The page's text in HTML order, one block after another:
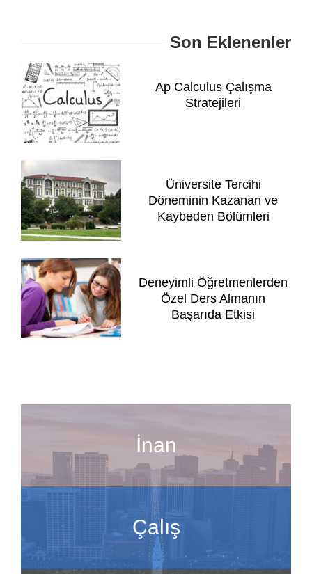
Son Eklenenler
Ap Calculus Çalışma
Stratejileri
Üniversite Tercihi
Döneminin Kazanan ve
Kaybeden Bölümleri
Deneyimli Öğretmenlerden
Özel Ders Almanın
Başarıda Etkisi
İnan
Çalış